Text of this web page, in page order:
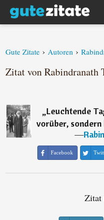
Gute Zitate › Autoren ›
Zitat von Rabindranath
„Leuchtende
vorüber, sondern
―
Facebook